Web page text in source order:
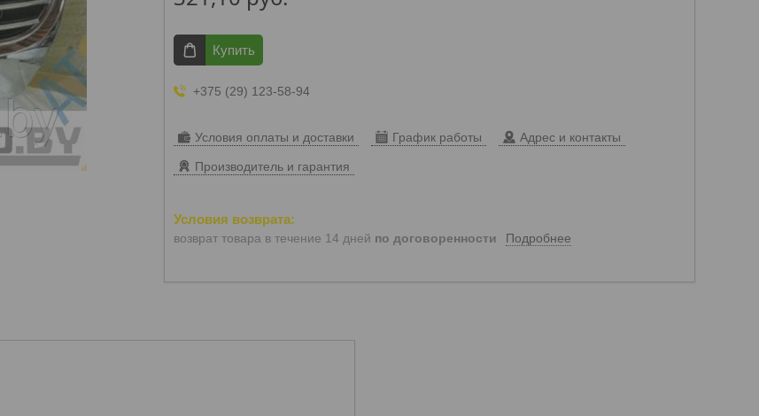
Купить
+375 (29) 123-58-94
Условия оплаты и доставки График работы Адрес и контакты
Производитель и гарантия
возврат товара в течение 14 дней по договоренности Подробнее